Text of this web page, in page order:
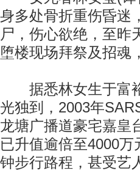
身多处骨折重伤昏迷
尸，伤心欲绝，至昨
堕楼现场拜祭及招魂
据悉林女生于富裕
光独到，2003年
龙塘广播道豪宅嘉皇
已升值逾倍至4000
钟步行路程，甚受艺